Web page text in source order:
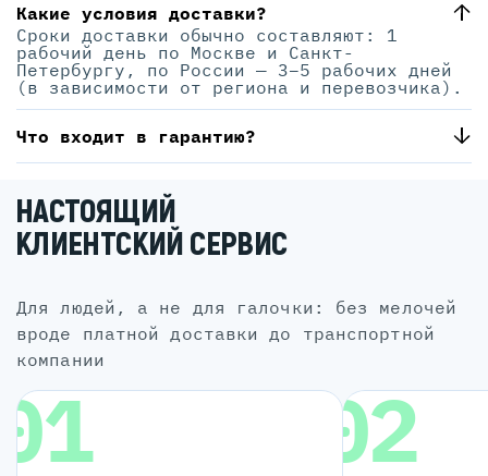
Какие условия доставки?
Сроки доставки обычно составляют: 1
рабочий день по Москве и Санкт-
Петербургу, по России — 3–5 рабочих дней
(в зависимости от региона и перевозчика).
Что входит в гарантию?
НАСТОЯЩИЙ
КЛИЕНТСКИЙ СЕРВИС
для людей, а не для галочки: без мелочей
вроде платной доставки до транспортной
компании
02